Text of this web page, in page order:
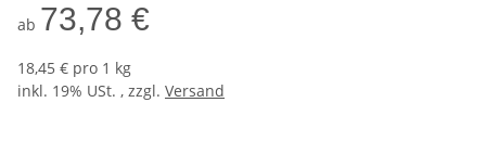
ab 73,78 €
18,45 € pro 1 kg
inkl. 19% USt. , zzgl. Versand